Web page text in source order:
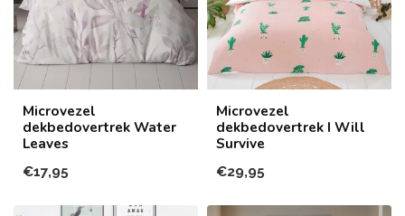
Microvezel
dekbedovertrek Water
Leaves
€17,95
Microvezel
dekbedovertrek I Will
Survive
€29,95